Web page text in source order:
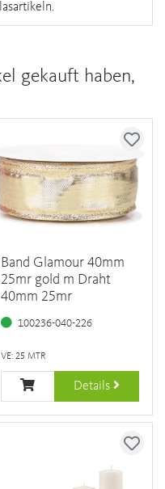
gekauft haben,
Band Glamour 40mm
25mr gold m Draht
40mm 25mr
100236-040-226
VE: 25 MTR
Details